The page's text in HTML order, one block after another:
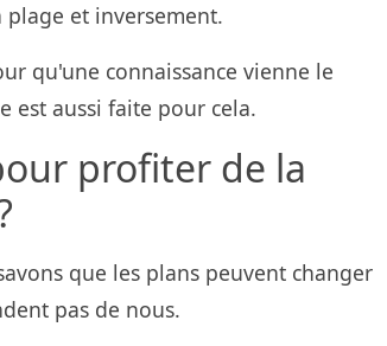
et inversement.
qu'une connaissance vienne le
est aussi faite pour cela.
profiter de la
que les plans peuvent changer
pas de nous.